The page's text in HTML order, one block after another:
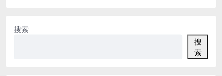
搜索
搜
索